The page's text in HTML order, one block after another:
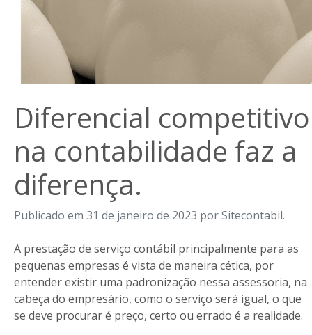
Diferencial competitivo
na contabilidade faz a
diferença.
Publicado em 31 de janeiro de 2023 por Sitecontabil.
A prestação de serviço contábil principalmente para as
pequenas empresas é vista de maneira cética, por
entender existir uma padronização nessa assessoria, na
cabeça do empresário, como o serviço será igual, o que
se deve procurar é preço, certo ou errado é a realidade.